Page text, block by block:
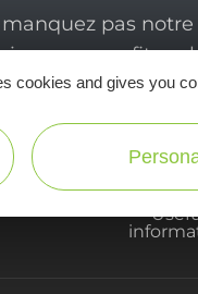
manquez pas
pour profiter
cookies and gives you